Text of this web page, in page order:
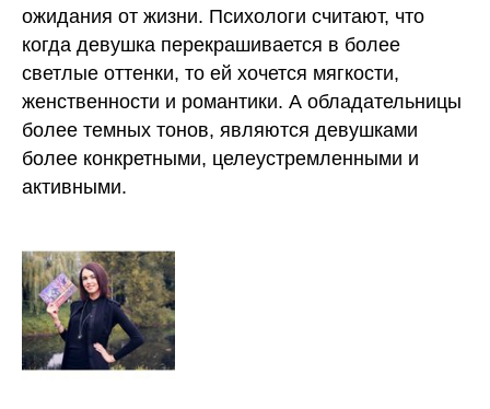
ожидания от жизни. Психологи считают, что
когда девушка перекрашивается в более
светлые оттенки, то ей хочется мягкости,
женственности и романтики. А обладательницы
более темных тонов, являются девушками
более конкретными, целеустремленными и
активными.